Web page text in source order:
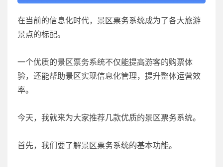
在当前的信息化时代，景区票务系统成为了各大旅游
景点的标配。
一个优质的景区票务系统不仅能提高游客的购票体
验，还能帮助景区实现信息化管理，提升整体运营效
率。
今天，我就来为大家推荐几款优质的景区票务系统。
首先，我们要了解景区票务系统的基本功能。